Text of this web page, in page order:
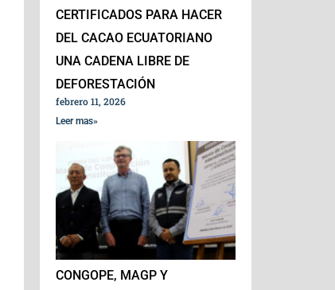
CERTIFICADOS PARA HACER
DEL CACAO ECUATORIANO
UNA CADENA LIBRE DE
DEFORESTACIÓN
febrero 11, 2026
Leer mas»
CONGOPE, MAGP Y